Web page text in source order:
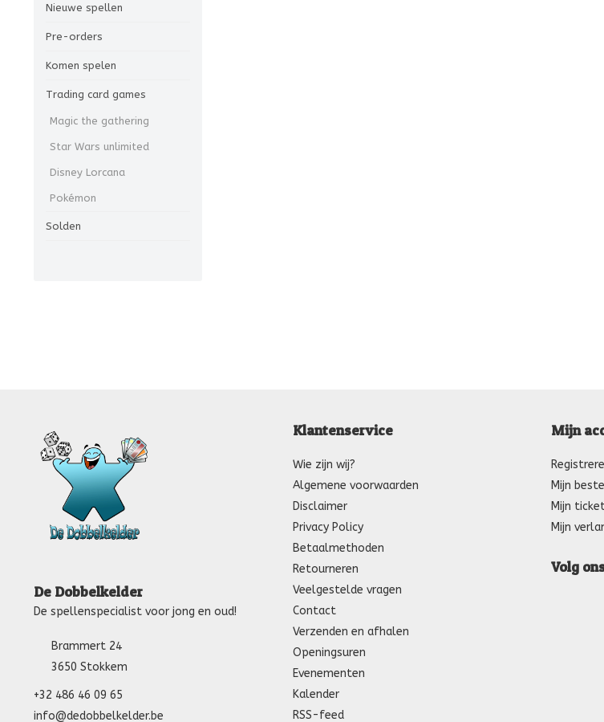
Nieuwe spellen
Pre-orders
Komen spelen
Trading card games
Magic the gathering
Star Wars unlimited
Disney Lorcana
Pokémon
Solden
De Dobbelkelder
De spellenspecialist voor jong en oud!
Brammert 24
3650 Stokkem
+32 486 46 09 65
info@dedobbelkelder.be
Klantenservice
Wie zijn wij?
Algemene voorwaarden
Disclaimer
Privacy Policy
Betaalmethoden
Retourneren
Veelgestelde vragen
Contact
Verzenden en afhalen
Openingsuren
Evenementen
Kalender
RSS-feed
Mijn
Mijn
Mijn
Mijn
Volg